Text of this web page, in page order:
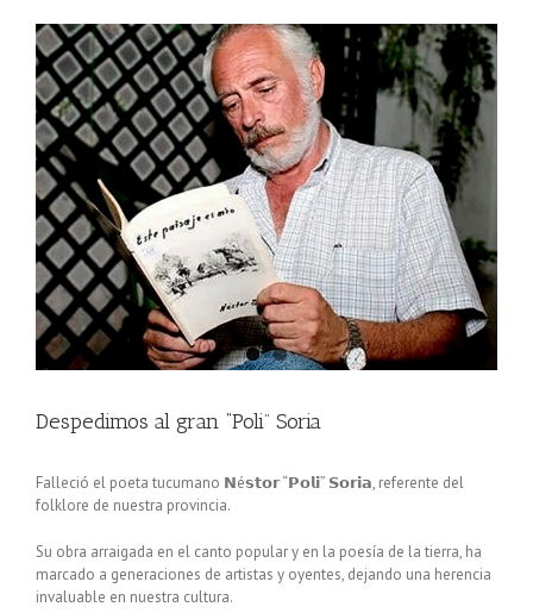
View
Larger
Image
Despedimos al gran “Poli” Soria
Falleció el poeta tucumano 𝗡é𝘀𝘁𝗼𝗿 “𝗣𝗼𝗹𝗶” 𝗦𝗼𝗿𝗶𝗮, referente del
folklore de nuestra provincia.
Su obra arraigada en el canto popular y en la poesía de la tierra, ha
marcado a generaciones de artistas y oyentes, dejando una herencia
invaluable en nuestra cultura.